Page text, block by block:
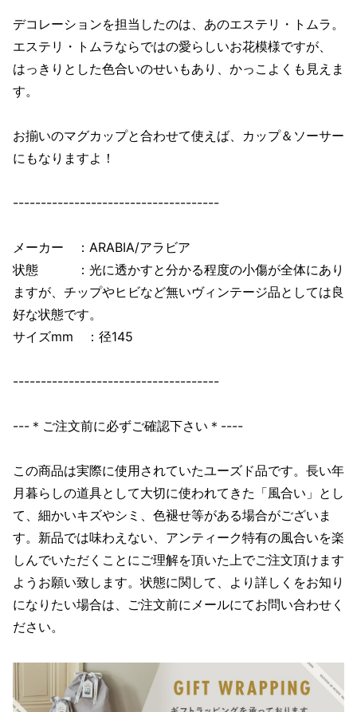
デコレーションを担当したのは、あのエステリ・トムラ。
エステリ・トムラならではの愛らしいお花模様ですが、
はっきりとした色合いのせいもあり、かっこよくも見えま
す。
お揃いのマグカップと合わせて使えば、カップ＆ソーサー
にもなりますよ！
-------------------------------------
メーカー ：ARABIA/アラビア
状態 ：光に透かすと分かる程度の小傷が全体にあり
ますが、チップやヒビなど無いヴィンテージ品としては良
好な状態です。
サイズmm ：径145
-------------------------------------
---＊ご注文前に必ずご確認下さい＊----
この商品は実際に使用されていたユーズド品です。長い年
月暮らしの道具として大切に使われてきた「風合い」とし
て、細かいキズやシミ、色褪せ等がある場合がございま
す。新品では味わえない、アンティーク特有の風合いを楽
しんでいただくことにご理解を頂いた上でご注文頂けます
ようお願い致します。状態に関して、より詳しくをお知り
になりたい場合は、ご注文前にメールにてお問い合わせく
ださい。